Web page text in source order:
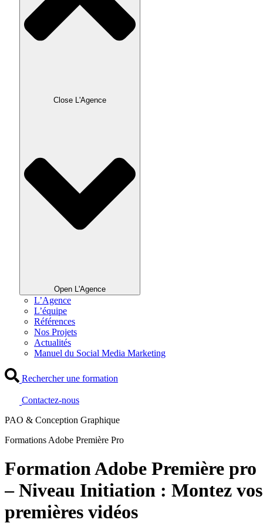
Close L'Agence
Open L'Agence
L’Agence
L’équipe
Références
Nos Projets
Actualités
Manuel du Social Media Marketing
Rechercher une formation
Contactez-nous
PAO & Conception Graphique
Formations Adobe Première Pro
Formation Adobe Première pro
– Niveau Initiation : Montez vos
premières vidéos